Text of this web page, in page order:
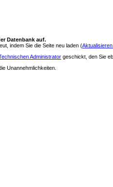
Datenbank auf.
indem Sie die Seite neu laden (
Administrator geschickt, den Sie
Unannehmlichkeiten.